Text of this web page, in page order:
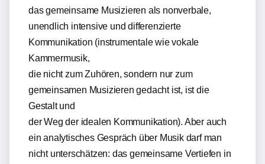
das gemeinsame Musizieren als nonverbale,
unendlich intensive und differenzierte
Kommunikation (instrumentale wie vokale
Kammermusik,
die nicht zum Zuhören, sondern nur zum
gemeinsamen Musizieren gedacht ist, ist die
Gestalt und
der Weg der idealen Kommunikation). Aber auch
ein analytisches Gespräch über Musik darf man
nicht unterschätzen: das gemeinsame Vertiefen in